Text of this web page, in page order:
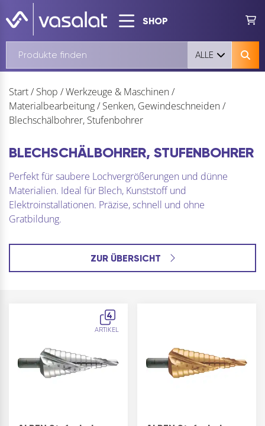
SHOP
ALLE
Start/ Shop /Werkzeuge & Maschinen/
Materialbearbeitung/ Senken, Gewindeschneiden/
Blechschälbohrer, Stufenbohrer
BLECHSCHÄLBOHRER, STUFENBOHRER
Perfekt für saubere Lochvergrößerungen und dünne
Materialien. Ideal für Blech, Kunststoff und
Elektroinstallationen. Präzise, schnell und ohne
Gratbildung.
ZUR ÜBERSICHT
4
ARTIKEL